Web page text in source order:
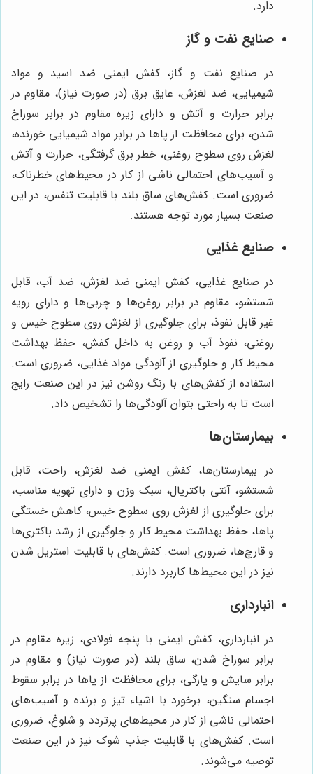
دارد.
صنایع نفت و گاز
در صنایع نفت و گاز، کفش ایمنی ضد اسید و مواد
شیمیایی، ضد لغزش، عایق برق (در صورت نیاز)، مقاوم در
برابر حرارت و آتش و دارای زیره مقاوم در برابر سوراخ
شدن، برای محافظت از پاها در برابر مواد شیمیایی خورنده،
لغزش روی سطوح روغنی، خطر برق گرفتگی، حرارت و آتش
و آسیب‌های احتمالی ناشی از کار در محیط‌های خطرناک،
ضروری است. کفش‌های ساق بلند با قابلیت تنفس، در این
صنعت بسیار مورد توجه هستند.
صنایع غذایی
در صنایع غذایی، کفش ایمنی ضد لغزش، ضد آب، قابل
شستشو، مقاوم در برابر روغن‌ها و چربی‌ها و دارای رویه
غیر قابل نفوذ، برای جلوگیری از لغزش روی سطوح خیس و
روغنی، نفوذ آب و روغن به داخل کفش، حفظ بهداشت
محیط کار و جلوگیری از آلودگی مواد غذایی، ضروری است.
استفاده از کفش‌های با رنگ روشن نیز در این صنعت رایج
است تا به راحتی بتوان آلودگی‌ها را تشخیص داد.
بیمارستان‌ها
در بیمارستان‌ها، کفش ایمنی ضد لغزش، راحت، قابل
شستشو، آنتی باکتریال، سبک وزن و دارای تهویه مناسب،
برای جلوگیری از لغزش روی سطوح خیس، کاهش خستگی
پاها، حفظ بهداشت محیط کار و جلوگیری از رشد باکتری‌ها
و قارچ‌ها، ضروری است. کفش‌های با قابلیت استریل شدن
نیز در این محیط‌ها کاربرد دارند.
انبارداری
در انبارداری، کفش ایمنی با پنجه فولادی، زیره مقاوم در
برابر سوراخ شدن، ساق بلند (در صورت نیاز) و مقاوم در
برابر سایش و پارگی، برای محافظت از پاها در برابر سقوط
اجسام سنگین، برخورد با اشیاء تیز و برنده و آسیب‌های
احتمالی ناشی از کار در محیط‌های پرتردد و شلوغ، ضروری
است. کفش‌های با قابلیت جذب شوک نیز در این صنعت
توصیه می‌شوند.